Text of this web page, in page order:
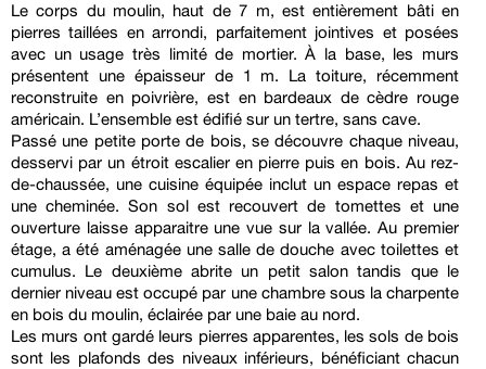
Le corps du moulin, haut de 7 m, est entièrement bâti en
pierres taillées en arrondi, parfaitement jointives et posées
avec un usage très limité de mortier. À la base, les murs
présentent une épaisseur de 1 m. La toiture, récemment
reconstruite en poivrière, est en bardeaux de cèdre rouge
américain. L’ensemble est édifié sur un tertre, sans cave.
Passé une petite porte de bois, se découvre chaque niveau,
desservi par un étroit escalier en pierre puis en bois. Au rez-
de-chaussée, une cuisine équipée inclut un espace repas et
une cheminée. Son sol est recouvert de tomettes et une
ouverture laisse apparaitre une vue sur la vallée. Au premier
étage, a été aménagée une salle de douche avec toilettes et
cumulus. Le deuxième abrite un petit salon tandis que le
dernier niveau est occupé par une chambre sous la charpente
en bois du moulin, éclairée par une baie au nord.
Les murs ont gardé leurs pierres apparentes, les sols de bois
sont les plafonds des niveaux inférieurs, bénéficiant chacun